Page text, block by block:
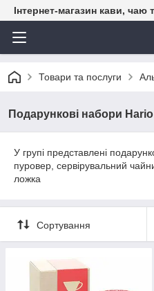
Інтернет-магазин кави, чаю
Товари та послуги
Подарункові набори Hario
У групі представлені
пуровер, сервірувальний
ложка
Сортування